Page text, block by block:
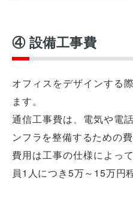
④ 設備工事費
オフィスをデザインする
ます。
通信工事費は、電気や電
ンフラを整備するための費
費用は工事の仕様によっ
員1人につき5万～15万円